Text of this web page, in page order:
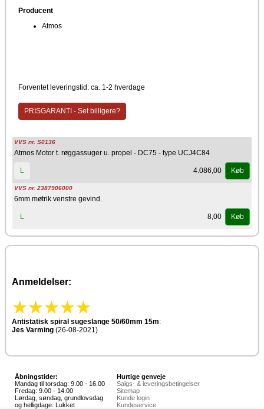
Producent
Atmos
Forventet leveringstid: ca. 1-2 hverdage
PRISGARANTI - Set billigere?
VVS nr. S0136
Atmos Motor t. røggassuger u. propel - DC75 - type UCJ4C84
L 4.086,00 Køb
VVS nr. 2387906000
6mm møtrik venstre gevind.
L 8,00 Køb
Anmeldelser:
Antistatisk spiral sugeslange 50/60mm 15m:
Jes Varming (26-08-2021)
Åbningstider:
Mandag til torsdag: 9.00 - 16.00
Fredag: 9.00 - 14.00
Lørdag, søndag, grundlovsdag
og helligdage: Lukket
Hurtige genveje
Salgs- & leveringsbetingelser
Sitemap
Kunde login
Kundeservice